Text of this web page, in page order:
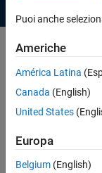
Informazioni
MATLAB Copilot
ottimizzare ed
uno strumento che
Puoi anche
Americhe
América Latina
Canada (English)
United States
Europa
Belgium (English)